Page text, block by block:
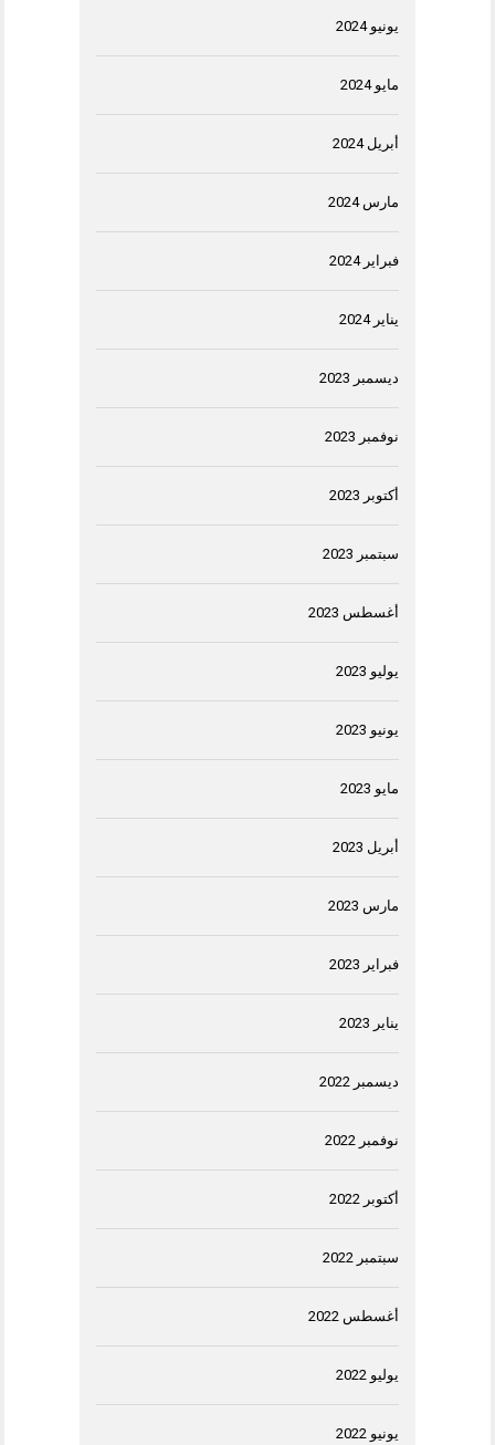
يونيو 2024
مايو 2024
أبريل 2024
مارس 2024
فبراير 2024
يناير 2024
ديسمبر 2023
نوفمبر 2023
أكتوبر 2023
سبتمبر 2023
أغسطس 2023
يوليو 2023
يونيو 2023
مايو 2023
أبريل 2023
مارس 2023
فبراير 2023
يناير 2023
ديسمبر 2022
نوفمبر 2022
أكتوبر 2022
سبتمبر 2022
أغسطس 2022
يوليو 2022
يونيو 2022